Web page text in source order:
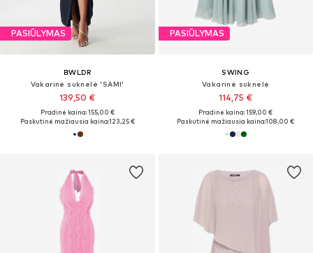
PASIŪLYMAS
BWLDR
Vakarinė suknelė 'SAMI'
139,50 €
Pradinė kaina: 155,00 €
Paskutinė mažiausia kaina:123,25 €
PASIŪLYMAS
SWING
Vakarinė suknelė
114,75 €
Pradinė kaina: 159,00 €
Paskutinė mažiausia kaina:108,00 €